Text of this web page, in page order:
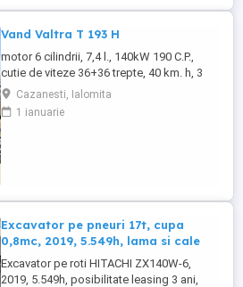
Vand Valtra T 193 H
motor 6 cilindrii, 7,4 l., 140kW 190 C.P.,
cutie de viteze 36+36 trepte, 40 km. h, 3
prize hidraulice, 650 65 r 42 spate, 540 65 r
30, 6.240 ore, an 2013, TVA inclus în preț.
Cazanesti, Ialomita
1 ianuarie
Excavator pe pneuri 17t, cupa
0,8mc, 2019, 5.549h, lama si cale
Excavator pe roti HITACHI ZX140W-6,
2019, 5.549h, posibilitate leasing 3 ani,